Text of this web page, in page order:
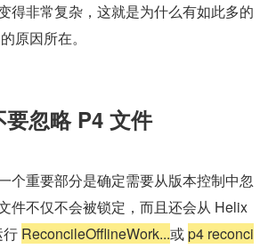
得非常复杂，这就是为什么有如此多的
原因所在。
要忽略 P4 文件
个重要部分是确定需要从版本控制中忽
件不仅不会被锁定，而且还会从 Helix
行 ReconcileOfflineWork...或 p4 reconci